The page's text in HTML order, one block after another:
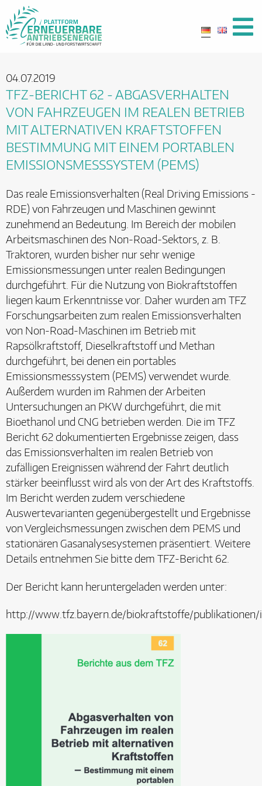
04.07.2019
TFZ-BERICHT 62 - ABGASVERHALTEN
VON FAHRZEUGEN IM REALEN BETRIEB
MIT ALTERNATIVEN KRAFTSTOFFEN 
BESTIMMUNG MIT EINEM PORTABLEN
EMISSIONSMESSSYSTEM (PEMS)
Das reale Emissionsverhalten (Real Driving Emissions -
RDE) von Fahrzeugen und Maschinen gewinnt
zunehmend an Bedeutung. Im Bereich der mobilen
Arbeitsmaschinen des Non-Road-Sektors, z. B.
Traktoren, wurden bisher nur sehr wenige
Emissionsmessungen unter realen Bedingungen
durchgeführt. Für die Nutzung von Biokraftstoffen
liegen kaum Erkenntnisse vor. Daher wurden am TFZ
Forschungsarbeiten zum realen Emissionsverhalten
von Non-Road-Maschinen im Betrieb mit
Rapsölkraftstoff, Dieselkraftstoff und Methan
durchgeführt, bei denen ein portables
Emissionsmesssystem (PEMS) verwendet wurde.
Außerdem wurden im Rahmen der Arbeiten
Untersuchungen an PKW durchgeführt, die mit
Bioethanol und CNG betrieben werden. Die im TFZ
Bericht 62 dokumentierten Ergebnisse zeigen, dass
das Emissionsverhalten im realen Betrieb von
zufälligen Ereignissen während der Fahrt deutlich
stärker beeinflusst wird als von der Art des Kraftstoffs.
Im Bericht werden zudem verschiedene
Auswertevarianten gegenübergestellt und Ergebnisse
von Vergleichsmessungen zwischen dem PEMS und
stationären Gasanalysesystemen präsentiert. Weitere
Details entnehmen Sie bitte dem TFZ-Bericht 62.
Der Bericht kann heruntergeladen werden unter:
http://www.tfz.bayern.de/biokraftstoffe/publikationen/